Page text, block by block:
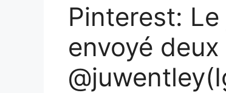
Pinterest:
envoyé